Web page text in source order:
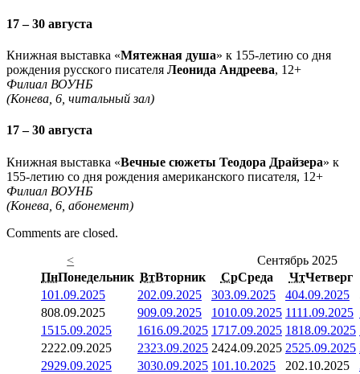
17 – 30 августа
Книжная выставка «Мятежная душа» к 155-летию со дня
рождения русского писателя Леонида Андреева, 12+
Филиал ВОУНБ
(Конева, 6, читальный зал)
17 – 30 августа
Книжная выставка «Вечные сюжеты Теодора Драйзера» к
155-летию со дня рождения американского писателя, 12+
Филиал ВОУНБ
(Конева, 6, абонемент)
Comments are closed.
<
Сентябрь 2025
ПнПонедельник ВтВторник СрСреда ЧтЧетверг
101.09.2025 202.09.2025 303.09.2025 404.09.2025
808.09.2025 909.09.2025 1010.09.2025 1111.09.2025
1515.09.2025 1616.09.2025 1717.09.2025 1818.09.2025
2222.09.2025 2323.09.2025 2424.09.2025 2525.09.2025
2929.09.2025 3030.09.2025 101.10.2025 202.10.2025